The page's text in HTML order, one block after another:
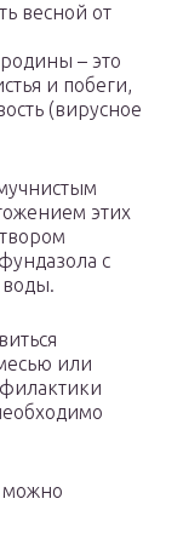
весной от
– это
и побеги,
(вирусное
этих
с
воды.
или
можно